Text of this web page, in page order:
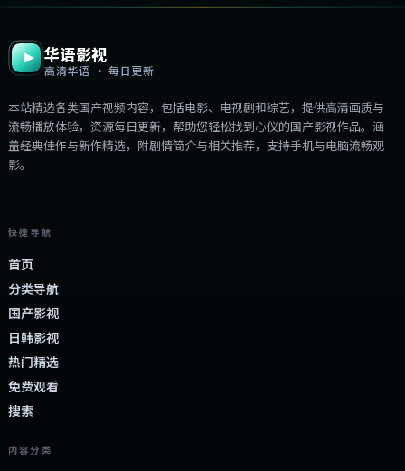
华语影视
高清华语 · 每日更新
本站精选各类国产视频内容，包括电影、电视剧和综艺，提供高清画质与
流畅播放体验，资源每日更新，帮助您轻松找到心仪的国产影视作品。涵
盖经典佳作与新作精选，附剧情简介与相关推荐，支持手机与电脑流畅观
影。
快捷导航
首页
分类导航
国产影视
日韩影视
热门精选
免费观看
搜索
内容分类